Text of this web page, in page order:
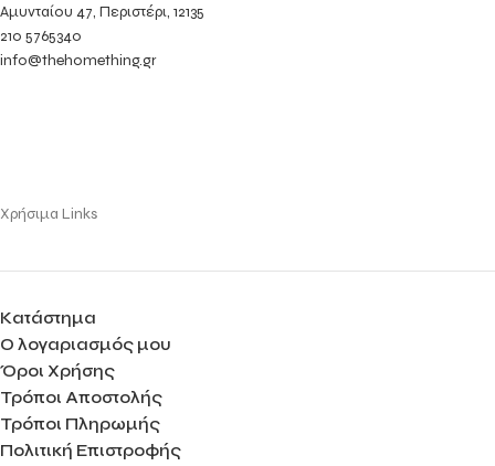
Αμυνταίου 47, Περιστέρι, 12135
210 5765340
info@thehomething.gr
Χρήσιμα Links
Κατάστημα
Ο λογαριασμός μου
Όροι Χρήσης
Τρόποι Αποστολής
Τρόποι Πληρωμής
Πολιτική Επιστροφής